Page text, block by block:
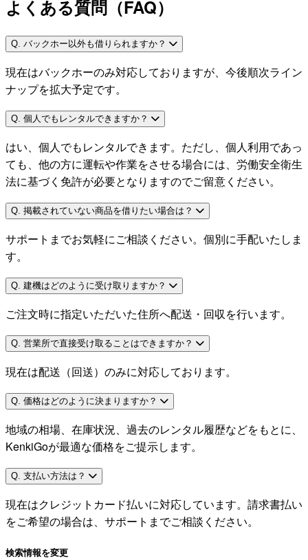
よくある質問（FAQ）
Q. バックホー以外も借りられますか？
現在はバックホーのみ対応しておりますが、今後順次ライン
ナップを拡大予定です。
Q. 個人でもレンタルできますか？
はい、個人でもレンタルできます。ただし、個人利用であっ
ても、他の方に運転や作業をさせる場合には、労働安全衛生
法に基づく免許が必要となりますのでご留意ください。
Q. 掲載されていない商品を借りたい場合は？
サポートまでお気軽にご相談ください。個別に手配いたしま
す。
Q. 建機はどのように受け取りますか？
ご注文時に指定いただいた住所へ配送・回収を行います。
Q. 営業所で直接受け取ることはできますか？
現在は配送（回送）のみに対応しております。
Q. 価格はどのように決まりますか？
地域の相場、在庫状況、過去のレンタル履歴などをもとに、
KenkiGoが最適な価格をご提示します。
Q. 支払い方法は？
現在はクレジットカード払いに対応しています。請求書払い
をご希望の場合は、サポートまでご相談ください。
検索情報を変更